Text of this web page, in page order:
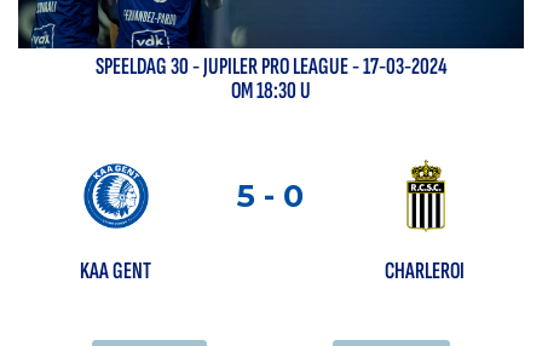
SPEELDAG30-JUPILER PRO LEAGUE- 17-03-2024
OM 18:30 U
5 - 0
KAA GENT CHARLEROI